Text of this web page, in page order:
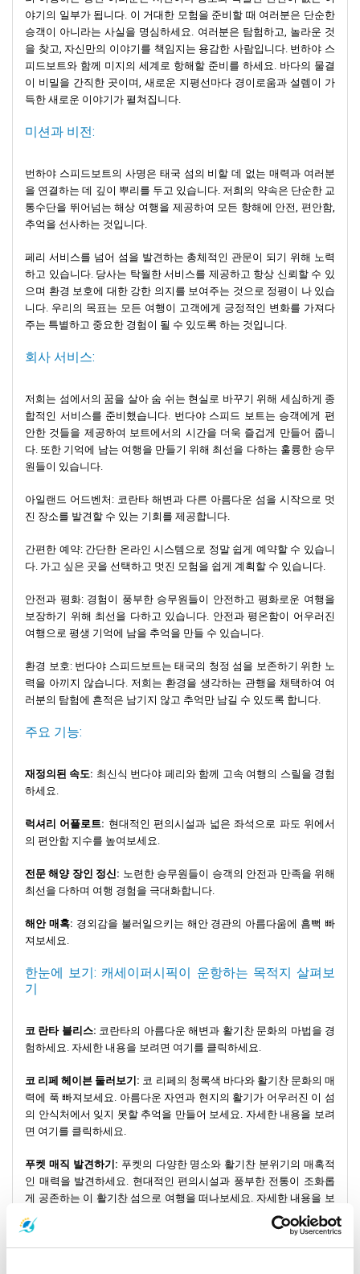
식물을 볼 수 있어요. 마치 자연 속의 크고 아름다운 수족관 같은 곳
이에요.
많은 사람들이 코피피 같은 곳을 가지만 코크라단을 아는 사람은
많지 않아요. 그만큼 더 조용하고 평화로운 느낌을 줍니다. 부드러
운 해변에 누워 잔잔한 파도 소리를 들으며 주변에 사람이 적다고
습니다! 조용하고 아름다운 휴양지를 찾고 있다면 코 크라단은 여
마지막으로 코 란타입니다. 코 란타는 안다만 해의 매혹적인 섬으
로, 다양한 풍경과 여유로운 분위기로 유명해요. 부드러운 모래사
장에서 야생동물로 가득한 울창한 밀림으로 이어지는 깨끗한 해변
을 자랑합니다. 태국 전통 마을과 현대적인 리조트 및 식당이 조화
섬의 고요한 분위기를 좋아합니다. 많은 사람들이 스노클링과 다이
빙을 통해 수중 생물들을 구경하는 것을 좋아합니다. 다른 사람들
은 그냥 휴식을 취하는 것을 선호합니다. 그들은 해변의 카페에 앉
아 휴식을 취합니다. 그리고 일몰을 감상하기도 하죠. 모두에게 다
양한 선택지가 있는 곳입니다. 코란타는 모험과 평온함을 모두 추
해야 할 곳입니다.
코응아이 비치 부두에 서 있으면 수많은 모험의 교차로에 서 있습
니다.
작은 섬의 매력을 지닌 코응아이부터 활기찬 분위기의 코피
피까지 선택의 폭이 넓습니다. 여기에 코묵 동굴의 매력과 코 크라
단의 수중 보물까지 더해 보세요. 그러면 끝없는 추억을 약속하는
여행이 완성됩니다.
하세요.
알아두어야 할 사항:
탐험하기 가장 좋은 시기는 성수기입니다.
코응아이의 야생동물은 소중합니다. 방해하지 말고 관찰하세요.
위해 조수 간만의 차 일정을 확인하세요.
야기의 일부가 됩니다. 이 거대한 모험을 준비할 때 여러분은 단순한
승객이 아니라는 사실을 명심하세요. 여러분은 탐험하고, 놀라운 것
을 찾고, 자신만의 이야기를 책임지는 용감한 사람입니다. 번하야 스
피드보트와 함께 미지의 세계로 항해할 준비를 하세요. 바다의 물결
이 비밀을 간직한 곳이며, 새로운 지평선마다 경이로움과 설렘이 가
득한 새로운 이야기가 펼쳐집니다.
미션과 비전:
번하야 스피드보트의 사명은 태국 섬의 비할 데 없는 매력과 여러분
을 연결하는 데 깊이 뿌리를 두고 있습니다. 저희의 약속은 단순한 교
통수단을 뛰어넘는 해상 여행을 제공하여 모든 항해에 안전, 편안함,
추억을 선사하는 것입니다.
페리 서비스를 넘어 섬을 발견하는 총체적인 관문이 되기 위해 노력
하고 있습니다. 당사는 탁월한 서비스를 제공하고 항상 신뢰할 수 있
으며 환경 보호에 대한 강한 의지를 보여주는 것으로 정평이 나 있습
니다. 우리의 목표는 모든 여행이 고객에게 긍정적인 변화를 가져다
주는 특별하고 중요한 경험이 될 수 있도록 하는 것입니다.
회사 서비스:
저희는 섬에서의 꿈을 살아 숨 쉬는 현실로 바꾸기 위해 세심하게 종
합적인 서비스를 준비했습니다. 번다야 스피드 보트는 승객에게 편
안한 것들을 제공하여 보트에서의 시간을 더욱 즐겁게 만들어 줍니
다. 또한 기억에 남는 여행을 만들기 위해 최선을 다하는 훌륭한 승무
원들이 있습니다.
아일랜드 어드벤처: 코란타 해변과 다른 아름다운 섬을 시작으로 멋
진 장소를 발견할 수 있는 기회를 제공합니다.
간편한 예약: 간단한 온라인 시스템으로 정말 쉽게 예약할 수 있습니
다. 가고 싶은 곳을 선택하고 멋진 모험을 쉽게 계획할 수 있습니다.
안전과 평화: 경험이 풍부한 승무원들이 안전하고 평화로운 여행을
보장하기 위해 최선을 다하고 있습니다. 안전과 평온함이 어우러진
여행으로 평생 기억에 남을 추억을 만들 수 있습니다.
환경 보호: 번다야 스피드보트는 태국의 청정 섬을 보존하기 위한 노
력을 아끼지 않습니다. 저희는 환경을 생각하는 관행을 채택하여 여
러분의 탐험에 흔적은 남기지 않고 추억만 남길 수 있도록 합니다.
주요 기능:
재정의된 속도: 최신식 번다야 페리와 함께 고속 여행의 스릴을 경험
하세요.
럭셔리 어플로트: 현대적인 편의시설과 넓은 좌석으로 파도 위에서
의 편안함 지수를 높여보세요.
전문 해양 장인 정신: 노련한 승무원들이 승객의 안전과 만족을 위해
최선을 다하며 여행 경험을 극대화합니다.
해안 매혹: 경외감을 불러일으키는 해안 경관의 아름다움에 흠뻑 빠
져보세요.
한눈에 보기: 캐세이퍼시픽이 운항하는 목적지 살펴보
기
코 란타 블리스: 코란타의 아름다운 해변과 활기찬 문화의 마법을 경
험하세요. 자세한 내용을 보려면 여기를 클릭하세요.
코 리페 헤이븐 둘러보기: 코 리페의 청록색 바다와 활기찬 문화의 매
력에 푹 빠져보세요. 아름다운 자연과 현지의 활기가 어우러진 이 섬
의 안식처에서 잊지 못할 추억을 만들어 보세요. 자세한 내용을 보려
면 여기를 클릭하세요.
푸켓 매직 발견하기: 푸켓의 다양한 명소와 활기찬 분위기의 매혹적
인 매력을 발견하세요. 현대적인 편의시설과 풍부한 전통이 조화롭
게 공존하는 이 활기찬 섬으로 여행을 떠나보세요. 자세한 내용을 보
려면 여기를 클릭하세요.